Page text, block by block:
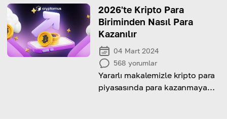
almanız gereken potansiyel
riskleri keşfedin.
2026'te Kripto Para
Biriminden Nasıl Para
Kazanılır
04 Mart 2024
568 yorumlar
Yararlı makalemizle kripto para
piyasasında para kazanmaya